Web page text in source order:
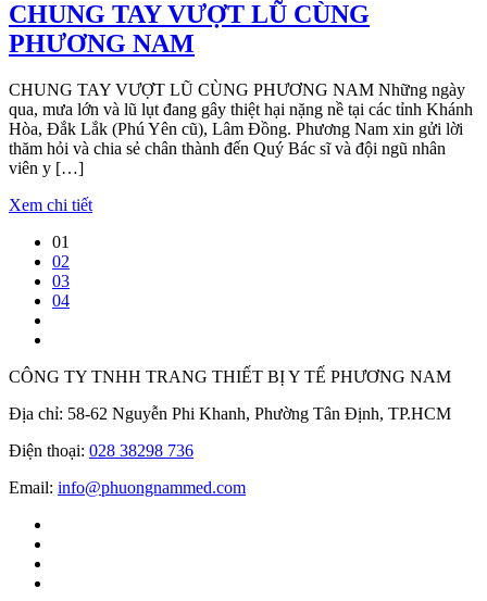
CHUNG TAY VƯỢT LŨ CÙNG
PHƯƠNG NAM
CHUNG TAY VƯỢT LŨ CÙNG PHƯƠNG NAM Những ngày
qua, mưa lớn và lũ lụt đang gây thiệt hại nặng nề tại các tỉnh Khánh
Hòa, Đắk Lắk (Phú Yên cũ), Lâm Đồng. Phương Nam xin gửi lời
thăm hỏi và chia sẻ chân thành đến Quý Bác sĩ và đội ngũ nhân
viên y […]
Xem chi tiết
01
02
03
04
CÔNG TY TNHH TRANG THIẾT BỊ Y TẾ PHƯƠNG NAM
Địa chỉ: 58-62 Nguyễn Phi Khanh, Phường Tân Định, TP.HCM
Điện thoại: 028 38298 736
Email: info@phuongnammed.com